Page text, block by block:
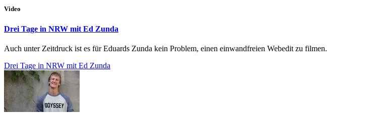
Video
Drei Tage in NRW mit Ed Zunda
Auch unter Zeitdruck ist es für Eduards Zunda kein Problem, einen einwandfreien Webedit zu filmen.
Drei Tage in NRW mit Ed Zunda